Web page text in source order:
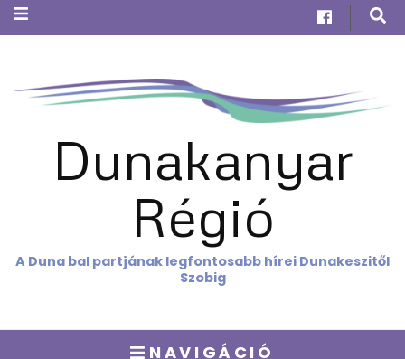
Dunakanyar
Régió
A Duna bal partjának legfontosabb hírei Dunakeszitől
Szobig
NAVIGÁCIÓ